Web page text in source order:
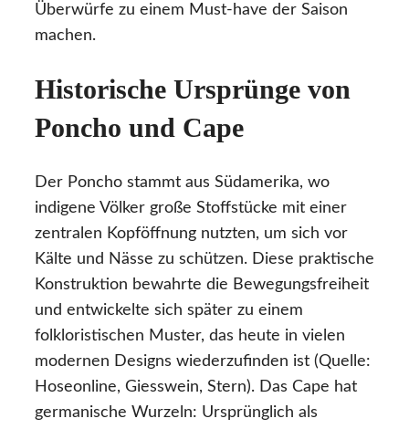
Überwürfe zu einem Must-have der Saison
machen.
Historische Ursprünge von
Poncho und Cape
Der Poncho stammt aus Südamerika, wo
indigene Völker große Stoffstücke mit einer
zentralen Kopföffnung nutzten, um sich vor
Kälte und Nässe zu schützen. Diese praktische
Konstruktion bewahrte die Bewegungsfreiheit
und entwickelte sich später zu einem
folkloristischen Muster, das heute in vielen
modernen Designs wiederzufinden ist (Quelle:
Hoseonline, Giesswein, Stern). Das Cape hat
germanische Wurzeln: Ursprünglich als